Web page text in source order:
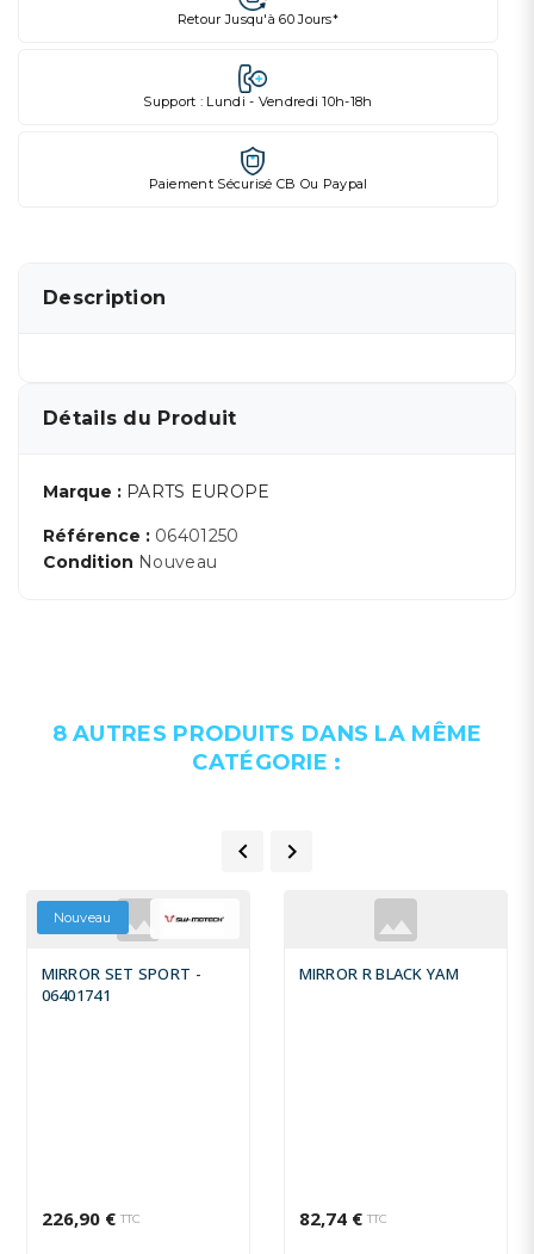
Retour Jusqu'à 60 Jours*
Support : Lundi - Vendredi 10h-18h
Paiement Sécurisé CB Ou Paypal
Description
Détails du Produit
Marque : PARTS EUROPE
Référence : 06401250
Condition Nouveau
8 AUTRES PRODUITS DANS LA MÊME
CATÉGORIE :
 
Nouveau
MIRROR SET SPORT -
06401741
226,90 € TTC
MIRROR R BLACK YAM
82,74 € TTC